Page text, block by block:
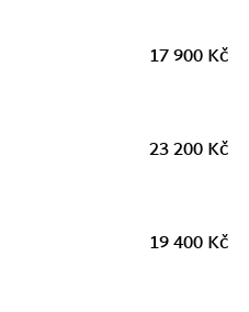
17 900 Kč
23 200 Kč
19 400 Kč